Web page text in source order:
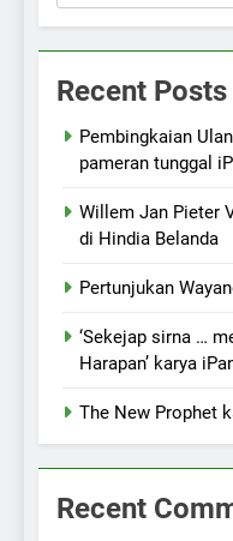
Recent Posts
Pembingkaian
pameran tunggal
Willem Jan Pieter
di Hindia Belanda
Pertunjukan
‘Sekejap sirna …
Harapan’ karya
The New Prophet
Recent